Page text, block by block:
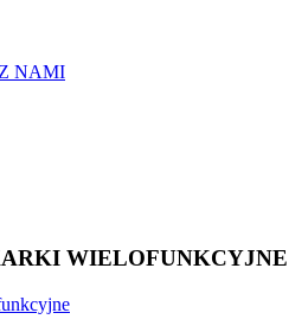
NAMI
WIELOFUNKCYJNE